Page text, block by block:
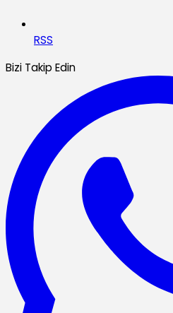
RSS
Bizi Takip Edin